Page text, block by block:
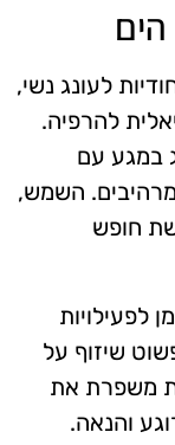
לעונג נשי,
להרפיה.
במגע עם
השמש,
חופש
לפעילויות
שיזוף על
משפרת את
והנאה.